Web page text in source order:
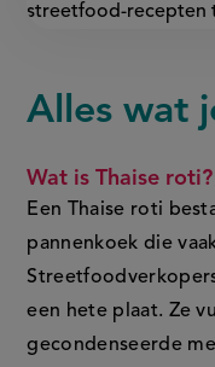
streetfood-recepten
FAQ
Alles wat
Wat is Thaise roti?
Een Thaise roti
pannenkoek die
een hete plaat. Ze
gecondenseerde